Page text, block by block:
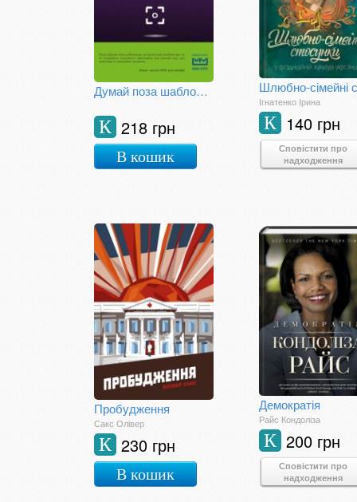
Думай поза шаблонами
218 грн
К
В кошик
Ігнатенко Ірина
140 грн
К
Сповістити про
надходження
Пробудження
Сакс Олівер
230 грн
К
В кошик
Демократія
Райс Кондоліза
200 грн
К
Сповістити про
надходження